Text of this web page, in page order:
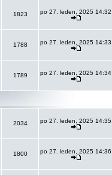
1823 po 27. leden, 2025 14:32
1788 po 27. leden, 2025 14:33
1789 po 27. leden, 2025 14:34
2034 po 27. leden, 2025 14:35
1800 po 27. leden, 2025 14:36